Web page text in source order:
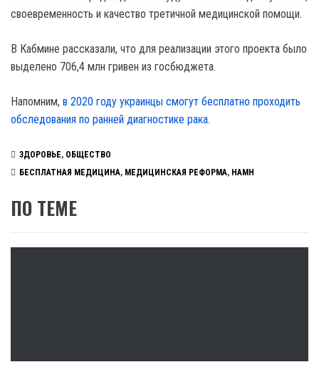
своевременность и качество третичной медицинской помощи.
В Кабмине рассказали, что для реализации этого проекта было
выделено 706,4 млн гривен из госбюджета.
Напомним, в 2020 году украинцы смогут бесплатно проходить
обследования по ранней диагностике рака.
ЗДОРОВЬЕ, ОБЩЕСТВО
БЕСПЛАТНАЯ МЕДИЦИНА, МЕДИЦИНСКАЯ РЕФОРМА, НАМН
ПО ТЕМЕ